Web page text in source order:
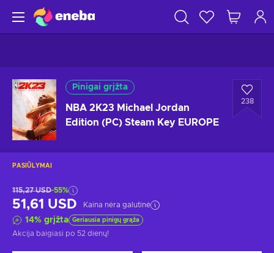
Pinigai grįžta
NBA 2K23 Michael Jordan
Edition (PC) Steam Key EUROPE
238
PASIŪLYMAI
115,27 USD-55%
51,61 USD Kaina nėra galutinė
14% grįžta Geriausia pinigų grąža
Akcija baigiasi po 52 dienų!